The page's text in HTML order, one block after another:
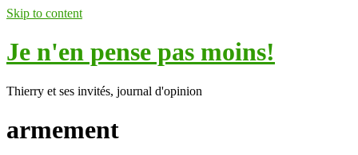
Skip to content
Je n'en pense pas moins!
Thierry et ses invités, journal d'opinion
armement